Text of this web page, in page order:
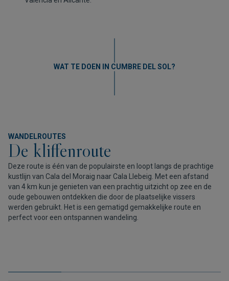
WAT TE DOEN IN CUMBRE DEL SOL?
WANDELROUTES
De kliffenroute
Deze route is één van de populairste en loopt langs de prachtige
kustlijn van Cala del Moraig naar Cala Llebeig. Met een afstand
van 4 km kun je genieten van een prachtig uitzicht op zee en de
oude gebouwen ontdekken die door de plaatselijke vissers
werden gebruikt. Het is een gematigd gemakkelijke route en
perfect voor een ontspannen wandeling.